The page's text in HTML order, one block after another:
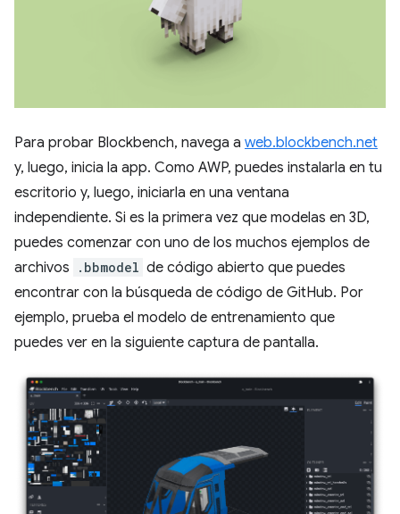
Para probar Blockbench, navega a web.blockbench.net
y, luego, inicia la app. Como AWP, puedes instalarla en tu
escritorio y, luego, iniciarla en una ventana
independiente. Si es la primera vez que modelas en 3D,
puedes comenzar con uno de los muchos ejemplos de
archivos
.bbmodel de código abierto que puedes
encontrar con la búsqueda de código de GitHub. Por
ejemplo, prueba el modelo de entrenamiento que
puedes ver en la siguiente captura de pantalla.